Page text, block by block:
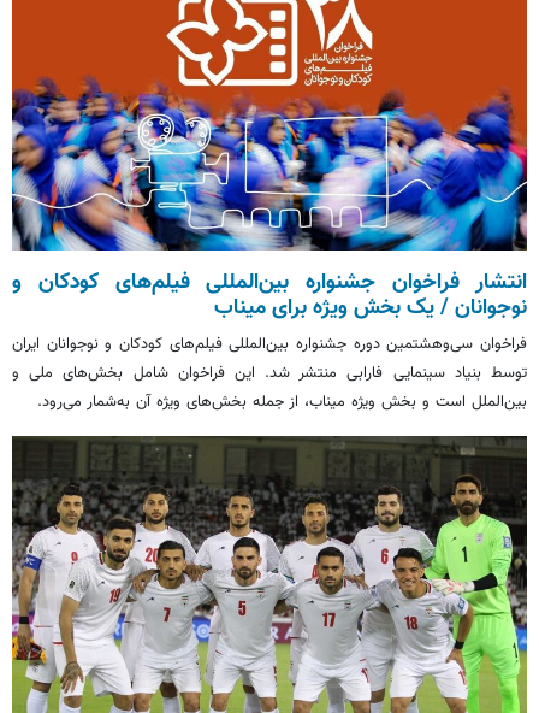
انتشار فراخوان جشنواره بین‌المللی فیلم‌های کودکان و
نوجوانان / یک بخش ویژه برای میناب
فراخوان سی‌وهشتمین دوره جشنواره بین‌المللی فیلم‌های کودکان و نوجوانان ایران
توسط بنیاد سینمایی فارابی منتشر شد. این فراخوان شامل بخش‌های ملی و
بین‌الملل است و بخش ویژه میناب، از جمله بخش‌های ویژه آن به‌شمار می‌رود.